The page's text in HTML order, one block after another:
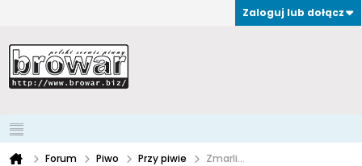
Zaloguj lub dołącz
Forum Piwo Przy piwie
Zmarli...